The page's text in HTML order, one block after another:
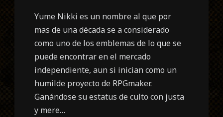
Yume Nikki es un nombre al que por
mas de una década se a considerado
como uno de los emblemas de lo que se
puede encontrar en el mercado
independiente, aun si inician como un
humilde proyecto de RPGmaker.
Ganándose su estatus de culto con justa
y mere…